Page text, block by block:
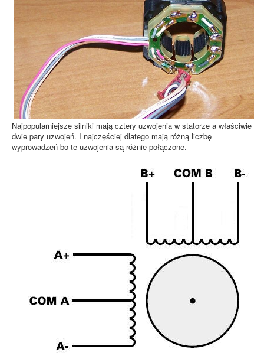
Najpopularniejsze silniki mają cztery uzwojenia w statorze a właściwie
dwie pary uzwojeń. I najczęściej dlatego mają różną liczbę
wyprowadzeń bo te uzwojenia są różnie połączone.